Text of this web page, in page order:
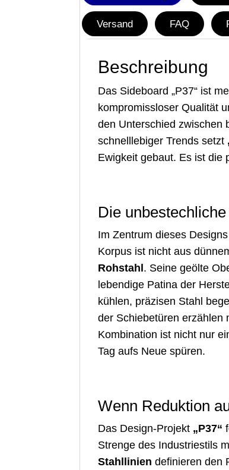
Versand FAQ
Beschreibung
Das Sideboard „P37“ ist
kompromissloser Qualität
den Unterschied zwischen
schnelllebiger Trends setzt
Ewigkeit gebaut. Es ist die
Die
Im Zentrum dieses
Korpus ist nicht aus
Rohstahl . Seine geölte
lebendige Patina der
kühlen, präzisen Stahl
der Schiebetüren erzählen
Kombination ist nicht nur
Tag aufs Neue spüren.
Wenn Reduktion
Das Design-Projekt „P37“
Strenge des Industriestils
Stahllinien definieren den